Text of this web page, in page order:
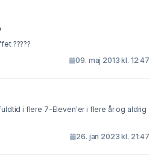
?????
09. maj 2013 kl. 12:47
i flere 7-Eleven'er i flere år og aldrig
26. jan 2023 kl. 21:47